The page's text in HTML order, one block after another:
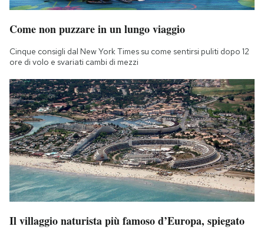
Come non puzzare in un lungo viaggio
Cinque consigli dal New York Times su come sentirsi puliti dopo 12
ore di volo e svariati cambi di mezzi
Il villaggio naturista più famoso d’Europa, spiegato